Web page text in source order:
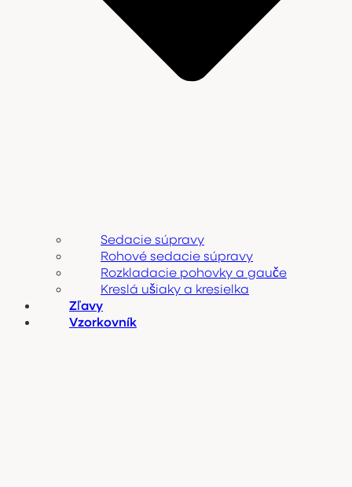
Sedacie súpravy
Rohové sedacie súpravy
Rozkladacie pohovky a gauče
Kreslá ušiaky a kresielka
Zľavy
Vzorkovník